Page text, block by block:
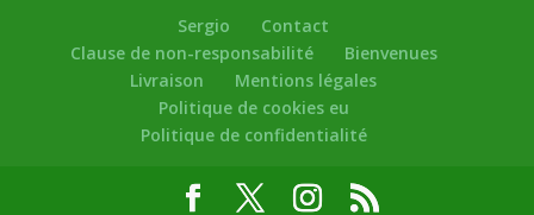
Sergio
Contact
Clause de non-responsabilité
Bienvenues
Livraison
Mentions légales
Politique de cookies eu
Politique de confidentialité